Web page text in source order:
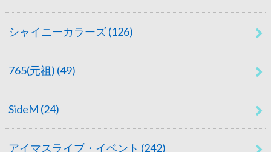
シャイニーカラーズ(126)
765(元祖) (49)
SideM (24)
アイマスライブ・イベント (242)